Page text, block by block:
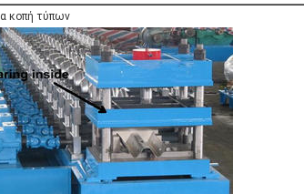
κοπή τύπων